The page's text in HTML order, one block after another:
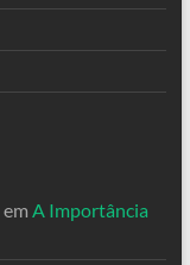
em A Importância